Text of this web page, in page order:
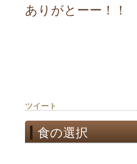
ありがとーー！！
ツイート
食の選択